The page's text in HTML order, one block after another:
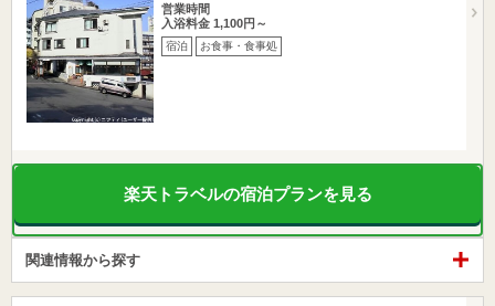
営業時間
入浴料金 1,100円～
宿泊 お食事・食事処
楽天トラベルの宿泊プランを見る
関連情報から探す